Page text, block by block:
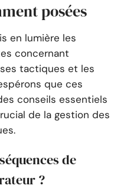
posées
en lumière les
concernant
ses tactiques et les
que ces
conseils essentiels
de la gestion des
de
?